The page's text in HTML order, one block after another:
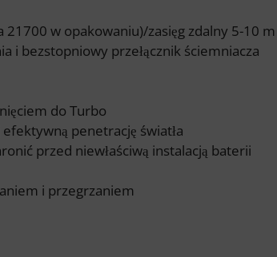
w opakowaniu)/zasięg zdalny 5-10 m
i bezstopniowy przełącznik ściemniacza
do Turbo
penetrację światła
przed niewłaściwą instalacją baterii
i przegrzaniem